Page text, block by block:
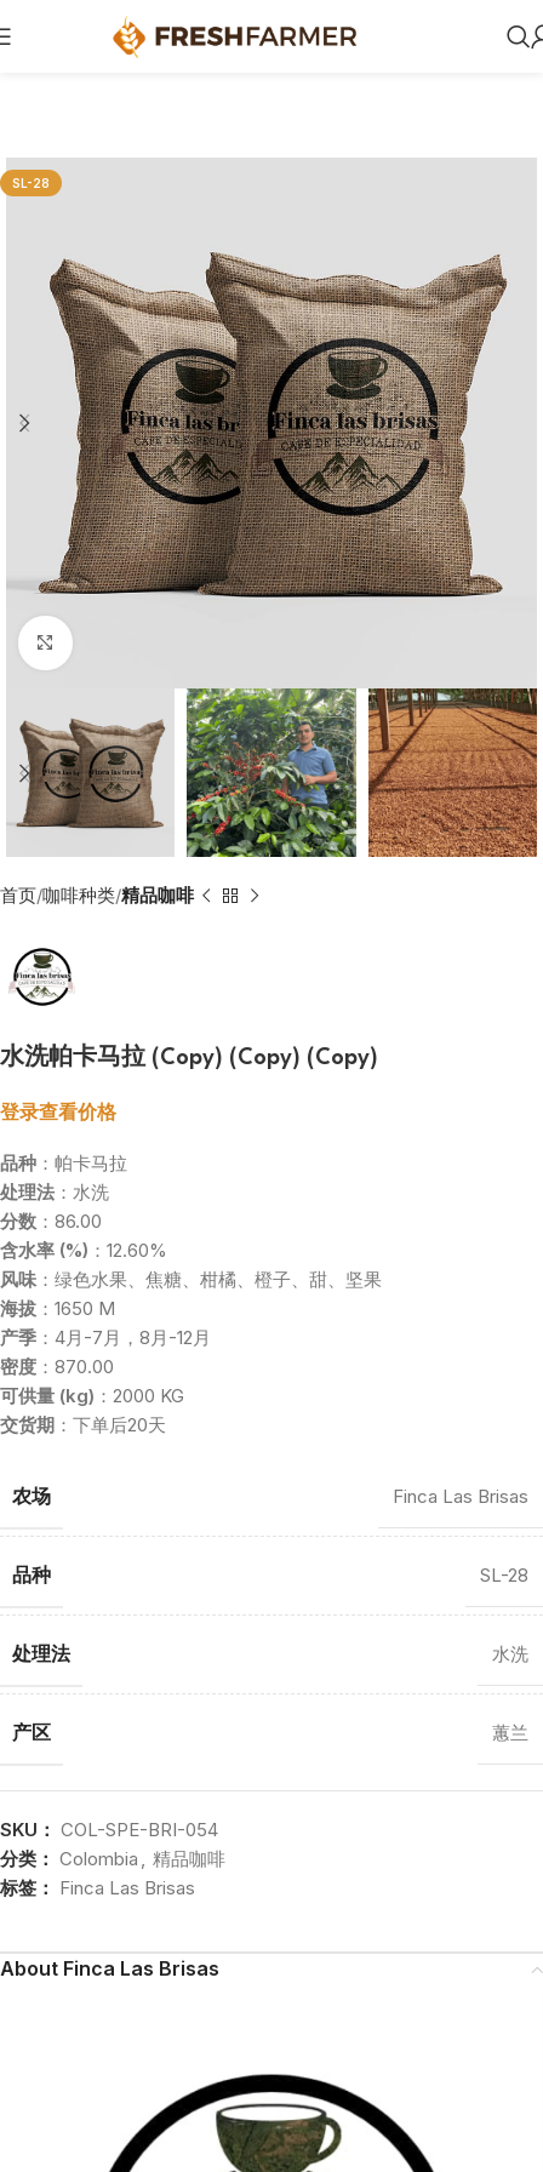
SL-28
Click to enlarge
首页 咖啡种类 精品咖啡
水洗帕卡马拉 (Copy) (Copy) (Copy)
登录查看价格
品种 ：帕卡马拉
处理法 ：水洗
分数 ：86.00
含水率 (%) ：12.60%
风味 ：绿色水果、焦糖、柑橘、橙子、甜、坚果
海拔 ：1650 M
产季 ：4月-7月，8月-12月
密度 ：870.00
可供量 (kg) ：2000 KG
交货期 ：下单后20天
农场 Finca Las Brisas
品种 SL-28
处理法 水洗
产区 蕙兰
SKU： COL-SPE-BRI-054
分类： Colombia , 精品咖啡
标签： Finca Las Brisas
About Finca Las Brisas